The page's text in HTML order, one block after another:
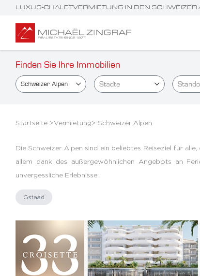
LUXUS-CHALETVERMIETUNG IN DEN SCHWEIZER
Finden Sie Ihre Immobilien
Schweizer Alpen Städte
Startseite >Vermietung> Schweizer Alpen
Die Schweizer Alpen sind ein beliebtes Reiseziel für
allem dank des außergewöhnlichen Angebots an
unvergessliche Erlebnisse.
Gstaad